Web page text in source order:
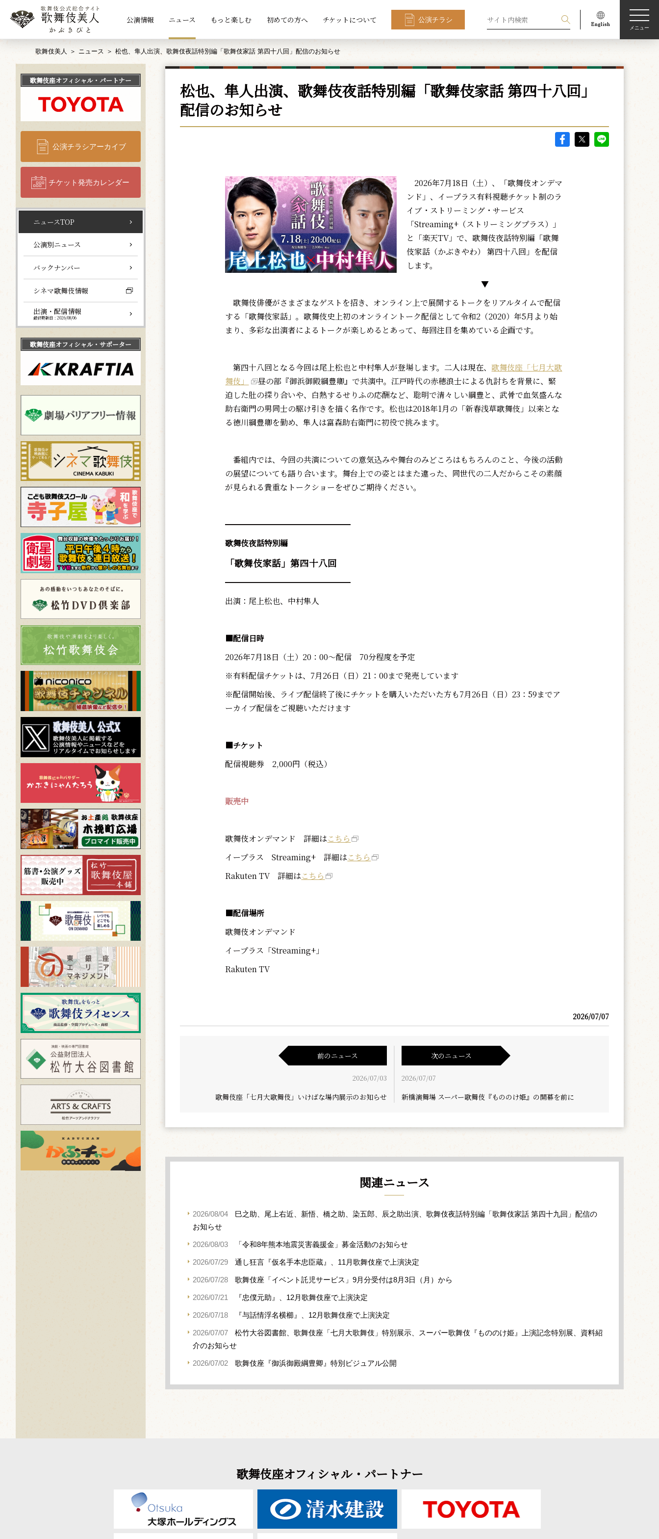
公演情報 ニュース もっと楽しむ 初めての方へ チケットについて 公演チラシ
メニュー
歌舞伎美人 ニュース 松也、隼人出演、歌舞伎夜話特別編「歌舞伎家話 第四十八回」配信のお知らせ
松也、隼人出演、歌舞伎夜話特別編「歌舞伎家話 第四十八回」
配信のお知らせ
2026年7月18日（土）、「歌舞伎オンデマ
ンド」、イープラス有料視聴チケット制のラ
イブ・ストリーミング・サービス
「Streaming+（ストリーミングプラス）」
と「楽天TV」で、歌舞伎夜話特別編「歌舞
伎家話（かぶきやわ） 第四十八回」を配信
します。
▼
歌舞伎俳優がさまざまなゲストを招き、オンライン上で展開するトークをリアルタイムで配信
する「歌舞伎家話」。歌舞伎史上初のオンライントーク配信として令和2（2020）年5月より始
まり、多彩な出演者によるトークが楽しめるとあって、毎回注目を集めている企画です。
第四十八回となる今回は尾上松也と中村隼人が登場します。二人は現在、歌舞伎座「七月大歌
舞伎」
昼の部『御浜御殿綱豊卿』で共演中。江戸時代の赤穂浪士による仇討ちを背景に、緊
迫した肚の探り合いや、白熱するせりふの応酬など、聡明で清々しい綱豊と、武骨で血気盛んな
助右衛門の男同士の駆け引きを描く名作です。松也は2018年1月の「新春浅草歌舞伎」以来とな
る徳川綱豊卿を勤め、隼人は富森助右衛門に初役で挑みます。
番組内では、今回の共演についての意気込みや舞台のみどころはもちろんのこと、今後の活動
の展望についても語り合います。舞台上での姿とはまた違った、同世代の二人だからこその素顔
が見られる貴重なトークショーをぜひご期待ください。
━━━━━━━━━━━━━━━━
歌舞伎夜話特別編
「歌舞伎家話」第四十八回
━━━━━━━━━━━━━━━━
出演：尾上松也、中村隼人
■配信日時
2026年7月18日（土）20：00～配信 70分程度を予定
※有料配信チケットは、7月26日（日）21：00まで発売しています
※配信開始後、ライブ配信終了後にチケットを購入いただいた方も7月26日（日）23：59までア
ーカイブ配信をご視聴いただけます
■チケット
配信視聴券 2,000円（税込）
販売中
歌舞伎オンデマンド 詳細はこちら
イープラス Streaming+ 詳細はこちら
Rakuten TV 詳細はこちら
■配信場所
歌舞伎オンデマンド
イープラス「Streaming+」
Rakuten TV
2026/07/07
前のニュース
2026/07/03
歌舞伎座「七月大歌舞伎」いけばな場内展示のお知らせ
次のニュース
2026/07/07
新橋演舞場 スーパー歌舞伎『もののけ姫』の開幕を前に
関連ニュース
2026/08/04
巳之助、尾上右近、新悟、橋之助、染五郎、辰之助出演、歌舞伎夜話特別編「歌舞伎家話 第四十九回」配信の
お知らせ
2026/08/03 「令和8年熊本地震災害義援金」募金活動のお知らせ
2026/07/29 通し狂言『仮名手本忠臣蔵』、11月歌舞伎座で上演決定
2026/07/28 歌舞伎座「イベント託児サービス」9月分受付は8月3日（月）から
2026/07/21 『忠僕元助』、12月歌舞伎座で上演決定
2026/07/18 『与話情浮名横櫛』、12月歌舞伎座で上演決定
2026/07/07
松竹大谷図書館、歌舞伎座「七月大歌舞伎」特別展示、スーパー歌舞伎『もののけ姫』上演記念特別展、資料紹
介のお知らせ
2026/07/02 歌舞伎座『御浜御殿綱豊卿』特別ビジュアル公開
歌舞伎座オフィシャル・パートナー
公演チラシアーカイブ
チケット発売カレンダー
ニュースTOP
公演別ニュース
バックナンバー
シネマ歌舞伎情報
出演・配信情報
最終更新日：2026/08/06
歌舞伎座オフィシャル・サポーター
歌舞伎座オフィシャル・パートナー